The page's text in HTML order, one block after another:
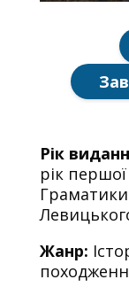
Рік
рік першої
Жанр: